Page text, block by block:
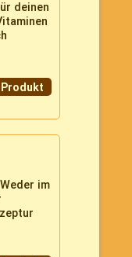
deinen
Produkt
im